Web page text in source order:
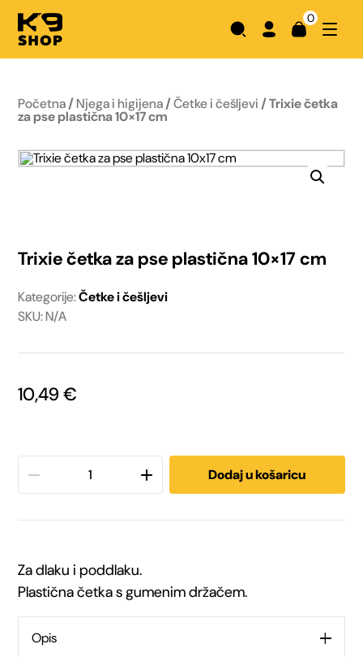
0
Početna/Njega i higijena/Četke i češljevi / Trixie četka
za pse plastična 10×17 cm
Trixie četka za pse plastična 10×17 cm
Kategorije:Četke i češljevi
SKU: N/A
10,49€
Trixie
pse
10x17
Dodaj u košaricu
Za dlaku i poddlaku.
Plastična četka s gumenim držačem.
Opis